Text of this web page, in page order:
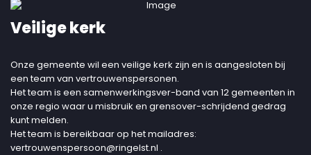
Veilige kerk
Onze gemeente wil een veilige kerk zijn en is aangesloten bij
een team van vertrouwenspersonen.
Het team is een samenwerkingsver-band van 12 gemeenten in
onze regio waar u misbruik en grensover-schrijdend gedrag
kunt melden.
Het team is bereikbaar op het mailadres:
vertrouwenspersoon@ringelst.nl .